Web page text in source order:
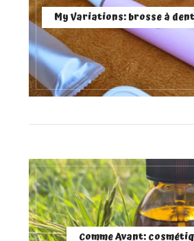
My Variations: brosse à
Comme Avant: